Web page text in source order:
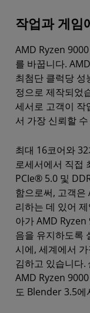
작업과 게임
AMD Ryzen
를 바꿉니다.
최첨단 클럭당
정으로 제작되었
세서로 고객이 작
서 가장 신뢰할
최대 16코어와
로세서에서 직접
PCIe® 5.0 및
함으로써, 고객은
리하는 데 있어
아가 AMD
음을 유지하도록
시에, 세계에서
김하고 있습니다.
AMD Ryzen
도 Blender 3.5에